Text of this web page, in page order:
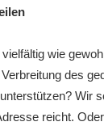
wie
des
Wir
reicht.